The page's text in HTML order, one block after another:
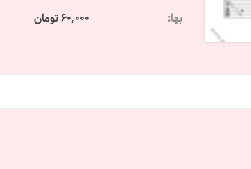
بها: 60,000 تومان